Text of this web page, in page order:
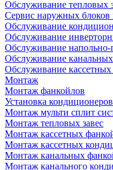
Обслуживание тепловых
Сервис наружных блоков
Обслуживание
Обслуживание
Обслуживание
Обслуживание
Обслуживание
Монтаж
Монтаж фанкойлов
Установка кондиционеров
Монтаж мульти сплит
Монтаж тепловых завес
Монтаж кассетных
Монтаж кассетных
Монтаж канальных
Монтаж канального